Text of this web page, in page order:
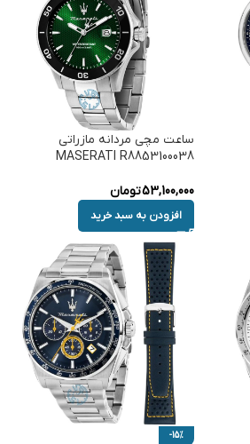
ساعت مچی مردانه مازراتی
MASERATI R8853100038
53,100,000تومان
افزودن به سبد خرید
-15%